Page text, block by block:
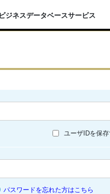
ジネスデータベースサービス
ユーザIDを保
パスワードを忘れた方はこちら